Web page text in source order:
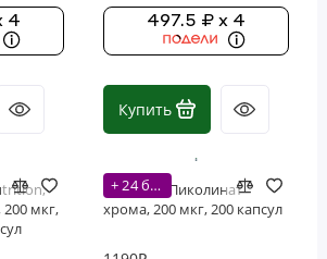
4 497.5 ₽ x 4
Купить
мкг,
+ 24 бонусов
Swanson, Пиколинат
хрома, 200 мкг, 200 капсул